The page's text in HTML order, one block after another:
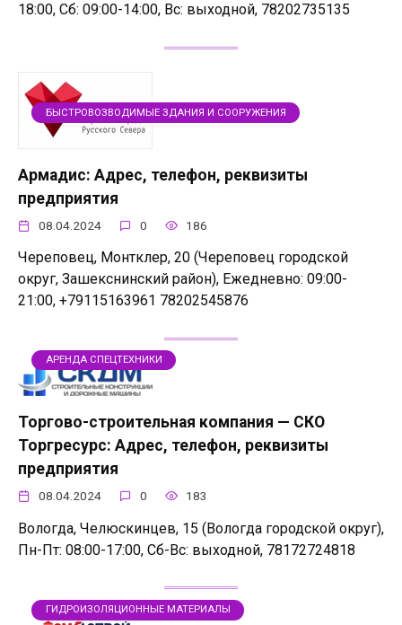
18:00, Сб: 09:00-14:00, Вс: выходной, 78202735135
БЫСТРОВОЗВОДИМЫЕ ЗДАНИЯ И СООРУЖЕНИЯ
Армадис: Адрес, телефон, реквизиты
предприятия
08.04.2024 0 186
Череповец, Монтклер, 20 (Череповец городской
округ, Зашекснинский район), Ежедневно: 09:00-
21:00, +79115163961 78202545876
АРЕНДА СПЕЦТЕХНИКИ
Торгово-строительная компания — СКО
Торгресурс: Адрес, телефон, реквизиты
предприятия
08.04.2024 0 183
Вологда, Челюскинцев, 15 (Вологда городской округ),
Пн-Пт: 08:00-17:00, Сб-Вс: выходной, 78172724818
ГИДРОИЗОЛЯЦИОННЫЕ МАТЕРИАЛЫ